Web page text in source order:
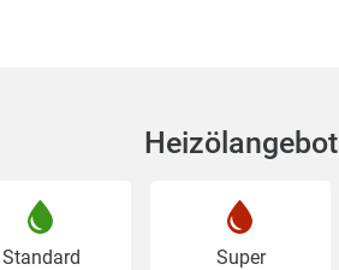
Heizölangebot
Standard Super